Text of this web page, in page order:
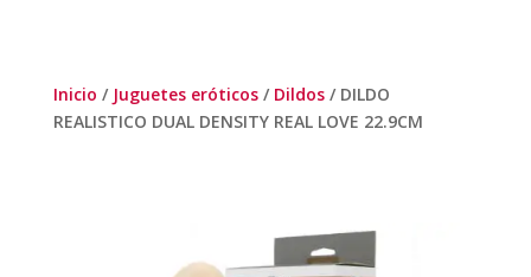
Inicio / Juguetes eróticos/ Dildos/ DILDO
REALISTICO DUAL DENSITY REAL LOVE 22.9CM